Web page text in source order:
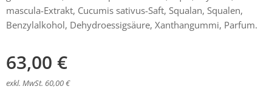
mascula-Extrakt, Cucumis sativus-Saft, Squalan, Squalen,
Benzylalkohol, Dehydroessigsäure, Xanthangummi, Parfum.
63,00 €
exkl. MwSt. 60,00 €